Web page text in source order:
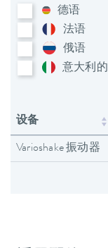
德语
法语
俄语
意大利​的
设备
Varioshake 振动器